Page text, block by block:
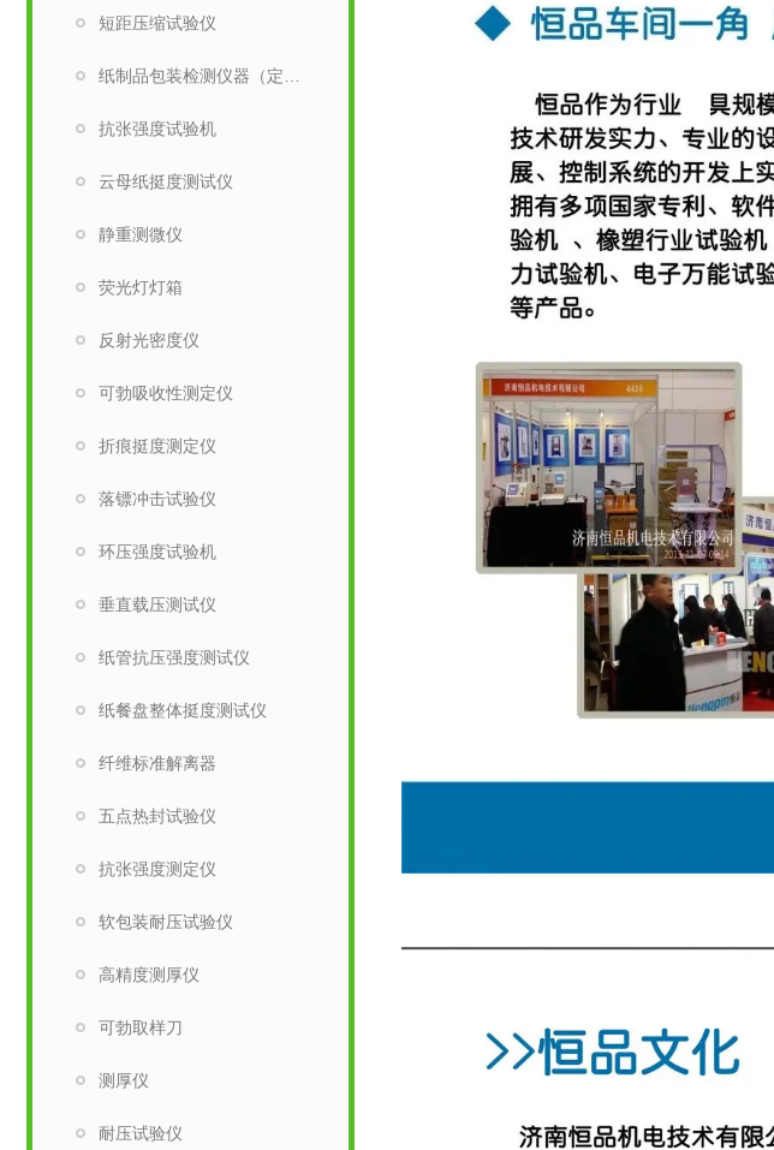
短距压缩试验仪
抗张强度试验机
云母纸挺度测试仪
静重测微仪
荧光灯灯箱
反射光密度仪
可勃吸收性测定仪
折痕挺度测定仪
落镖冲击试验仪
环压强度试验机
垂直载压测试仪
纸管抗压强度测试仪
纸餐盘整体挺度测试仪
纤维标准解离器
五点热封试验仪
抗张强度测定仪
软包装耐压试验仪
高精度测厚仪
可勃取样刀
测厚仪
耐压试验仪